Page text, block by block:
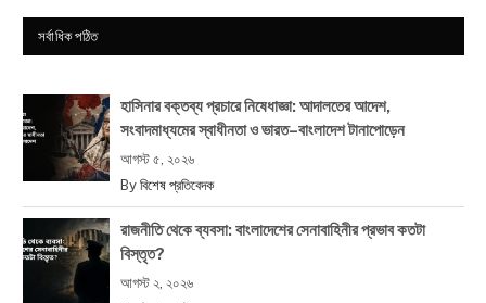
সর্বাধিক পঠিত
হাসিনার বক্তব্য প্রচারে নিষেধাজ্ঞা: আদালতের আদেশ,
সংবাদমাধ্যমের স্বাধীনতা ও ভারত–বাংলাদেশ টানাপোড়েন
আগস্ট ৫, ২০২৬
By বিশেষ প্রতিবেদক
রাজনীতি থেকে ব্যবসা: বাংলাদেশের সেনাবাহিনীর প্রভাব কতটা
বিস্তৃত?
আগস্ট ২, ২০২৬